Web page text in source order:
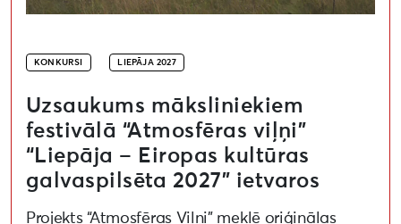
KONKURSI LIEPĀJA 2027
Uzsaukums māksliniekiem
festivālā “Atmosfēras viļņi”
“Liepāja – Eiropas kultūras
galvaspilsēta 2027” ietvaros
Projekts “Atmosfēras Viļņi” meklē oriģinālas